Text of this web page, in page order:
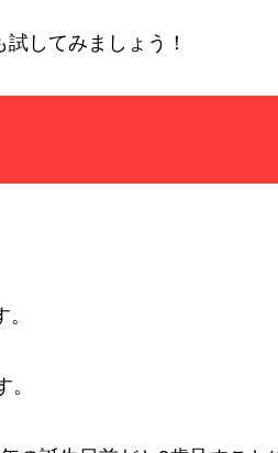
してみましょう！
。
。